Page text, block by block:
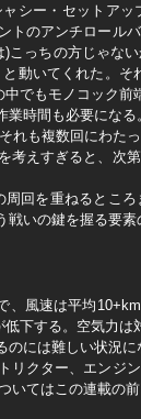
シー・セットア
のアンチロール
っちの方じゃな
動いてくれた。そ
でもモノコック前
時間も必要になる
れも複数回にわた
えすぎると、次
回を重ねるとこ
いの鍵を握る要素
風速は平均
下する。空気力
には難しい状況に
クター、エンジ
てはこの連載の